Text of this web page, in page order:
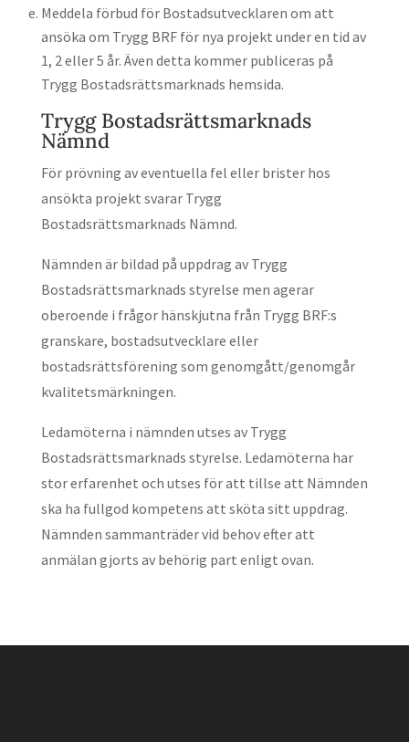
Meddela förbud för Bostadsutvecklaren om att
ansöka om Trygg BRF för nya projekt under en tid av
1, 2 eller 5 år. Även detta kommer publiceras på
Trygg Bostadsrättsmarknads hemsida.
Trygg Bostadsrättsmarknads
Nämnd
För prövning av eventuella fel eller brister hos
ansökta projekt svarar Trygg
Bostadsrättsmarknads Nämnd.
Nämnden är bildad på uppdrag av Trygg
Bostadsrättsmarknads styrelse men agerar
oberoende i frågor hänskjutna från Trygg BRF:s
granskare, bostadsutvecklare eller
bostadsrättsförening som genomgått/genomgår
kvalitetsmärkningen.
Ledamöterna i nämnden utses av Trygg
Bostadsrättsmarknads styrelse. Ledamöterna har
stor erfarenhet och utses för att tillse att Nämnden
ska ha fullgod kompetens att sköta sitt uppdrag.
Nämnden sammanträder vid behov efter att
anmälan gjorts av behörig part enligt ovan.